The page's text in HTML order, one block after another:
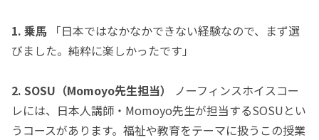
1. 乗馬 「日本ではなかなかできない経験なので、まず選
びました。純粋に楽しかったです」
2. SOSU（Momoyo先生担当）
ノーフィンスホイスコー
レには、日本人講師・Momoyo先生が担当するSOSUとい
うコースがあります。福祉や教育をテーマに扱うこの授業